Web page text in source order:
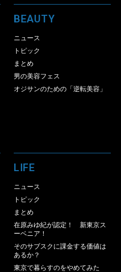
BEAUTY
ニュース
トピック
まとめ
男の美容フェス
オジサンのための「逆転美容」
LIFE
ニュース
トピック
まとめ
在原みゆ紀が認定！ 新東京ス
ーベニア！
そのサブスクに課金する価値は
あるか？
東京で暮らすのをやめてみた